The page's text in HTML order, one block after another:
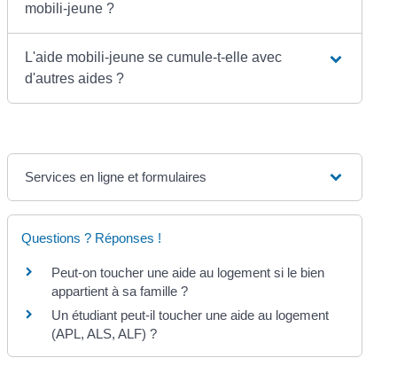
mobili-jeune ?
L'aide mobili-jeune se cumule-t-elle avec
d'autres aides ?
Services en ligne et formulaires
Questions ? Réponses !
Peut-on toucher une aide au logement si le bien
appartient à sa famille ?
Un étudiant peut-il toucher une aide au logement
(APL, ALS, ALF) ?